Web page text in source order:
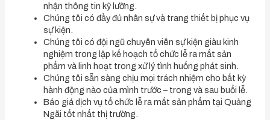
nhận thông tin kỹ lưỡng.
Chúng tôi có đầy đủ nhân sự và trang thiết bị phục vụ
sự kiện.
Chúng tôi có đội ngũ chuyên viên sự kiện giàu kinh
nghiệm trong lập kế hoạch tổ chức lễ ra mắt sản
phẩm và linh hoạt trong xử lý tình huống phát sinh.
Chúng tôi sẵn sàng chịu mọi trách nhiệm cho bất kỳ
hành động nào của mình trước – trong và sau buổi lễ.
Báo giá dịch vụ tổ chức lễ ra mắt sản phẩm tại Quảng
Ngãi tốt nhất thị trường.